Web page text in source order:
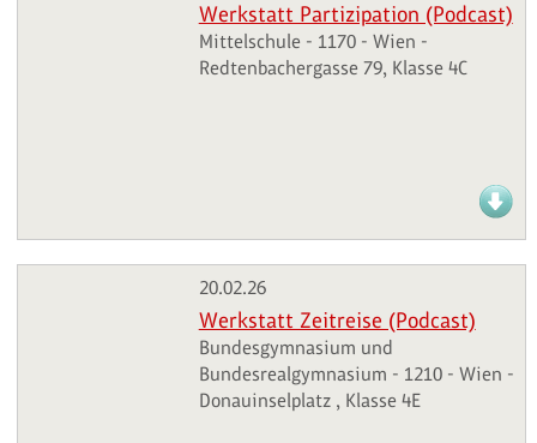
Werkstatt Partizipation (Podcast)
Mittelschule - 1170 - Wien -
Redtenbachergasse 79, Klasse 4C
20.02.26
Werkstatt Zeitreise (Podcast)
Bundesgymnasium und
Bundesrealgymnasium - 1210 - Wien -
Donauinselplatz , Klasse 4E